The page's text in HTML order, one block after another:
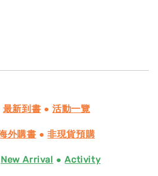
最新到書 ●活動一覽
外購書 ●非現貨預購
New Arrival ●Activity